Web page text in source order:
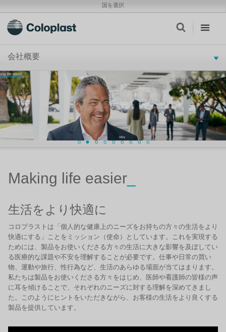
国を選択
会社概要
Making life easier
生活をより快適に
コロプラストは「個人的な健康上のニーズをお持ちの方々の生活をより
快適にする」ことをミッション（使命）としています。これを実現する
ためには、製品をお使いくださる方々の生活に大きな影響を及ぼしてい
る医療的な課題や不安を理解することが必要です。仕事や日常の買い
物、運動や旅行、性行為など、生活のあらゆる場面が当てはまります。
私たちは製品をお使いくださる方々をはじめ、医師や看護師の皆様の声
に耳を傾けることで、それぞれのニーズに対する理解を深めてきまし
た。このようにヒントをいただきながら、お客様の生活をより良くする
製品を提供しています。